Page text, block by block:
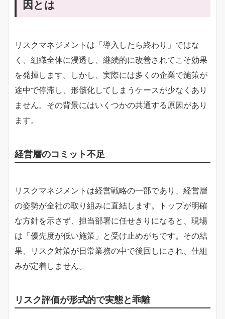
因とは
リスクマネジメントは「導入したら終わり」ではな
く、組織全体に浸透し、継続的に改善されてこそ効果
を発揮します。しかし、実際には多くの企業で施策が
途中で停滞し、形骸化してしまうケースが少なくあり
ません。その背景にはいくつかの共通する原因があり
ます。
経営層のコミット不足
リスクマネジメントは経営戦略の一部であり、経営層
の姿勢が全社の取り組みに直結します。トップが明確
な方針を示さず、担当部署に任せきりになると、現場
は「優先度が低い施策」と受け止めがちです。その結
果、リスク対策が日常業務の中で後回しにされ、仕組
みが定着しません。
リスク評価が形式的で実態と乖離